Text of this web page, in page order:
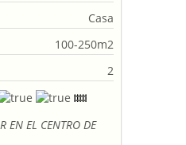
Casa
100-250m2
2
EN EL CENTRO DE